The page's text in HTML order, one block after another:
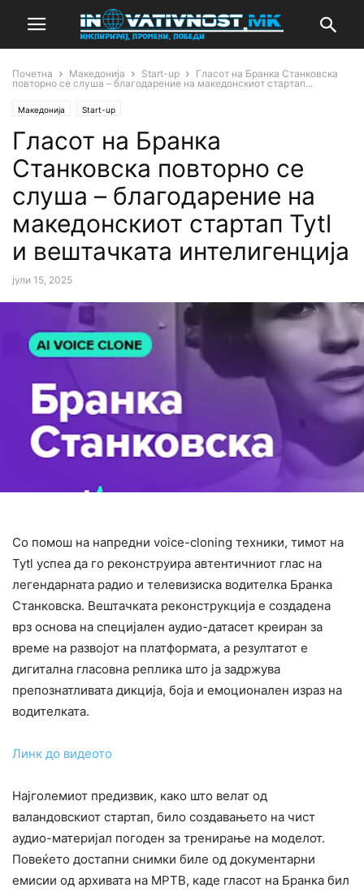
Почетна Македонија Start-up
Гласот на Бранка Станковска
повторно се слуша – благодарение на македонскиот стартап...
Македонија Start-up
Гласот на Бранка
Станковска повторно се
слуша – благодарение на
македонскиот стартап Tytl
и вештачката интелигенција
јули 15, 2025
Со помош на напредни voice-cloning техники, тимот на
Tytl успеа да го реконструира автентичниот глас на
легендарната радио и телевизиска водителка Бранка
Станковска. Вештачката реконструкција е создадена
врз основа на специјален аудио-датасет креиран за
време на развојот на платформата, a резултатот е
дигитална гласовна реплика што ја задржува
препознатливата дикција, боја и емоционален израз на
водителката.
Линк до видеото
Најголемиот предизвик, како што велат од
валандовскиот стартап, било создавањето на чист
аудио-материјал погоден за тренирање на моделот.
Повеќето достапни снимки биле од документарни
емисии од архивата на МРТВ, каде гласот на Бранка бил